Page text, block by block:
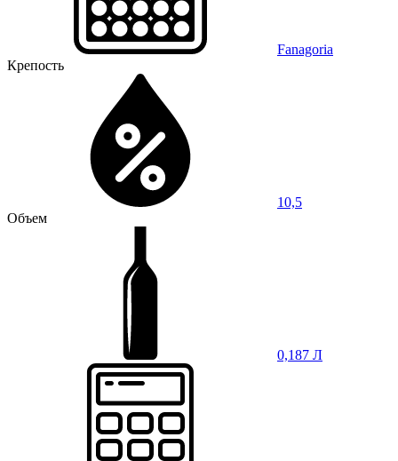
Fanagoria
Крепость
10,5
Объем
0,187 Л